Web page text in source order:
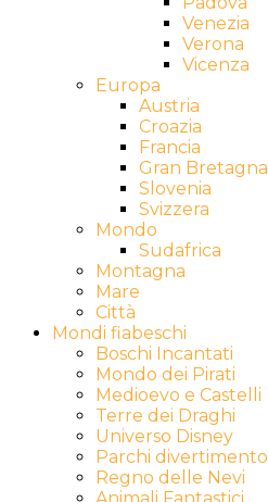
Venezia
Verona
Vicenza
Europa
Austria
Croazia
Francia
Gran Bretagna
Slovenia
Svizzera
Mondo
Sudafrica
Montagna
Mare
Città
Mondi fiabeschi
Boschi Incantati
Mondo dei Pirati
Medioevo e Castelli
Terre dei Draghi
Universo Disney
Parchi divertimento
Regno delle Nevi